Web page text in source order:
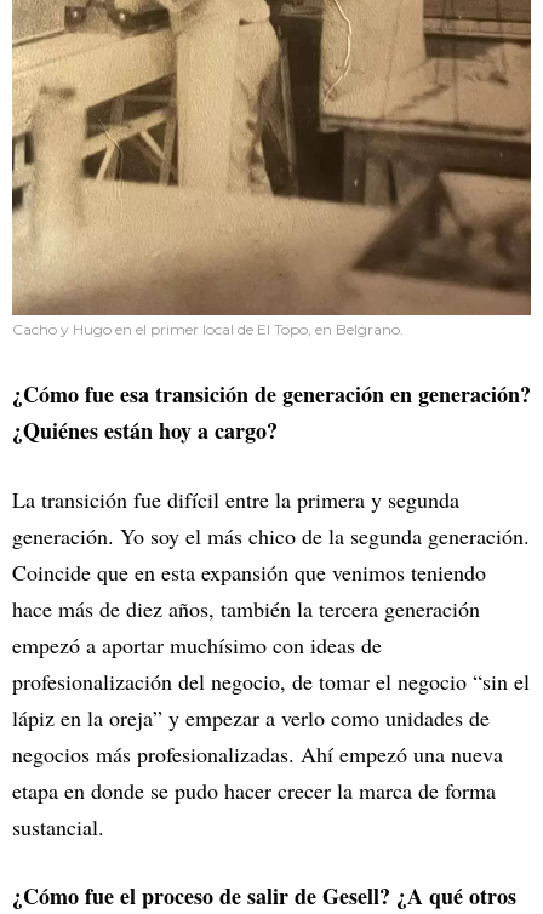
Cacho y Hugo en el primer local de El Topo, en Belgrano.
¿Cómo fue esa transición de generación en generación?
¿Quiénes están hoy a cargo?
La transición fue difícil entre la primera y segunda
generación. Yo soy el más chico de la segunda generación.
Coincide que en esta expansión que venimos teniendo
hace más de diez años, también la tercera generación
empezó a aportar muchísimo con ideas de
profesionalización del negocio, de tomar el negocio “sin el
lápiz en la oreja” y empezar a verlo como unidades de
negocios más profesionalizadas. Ahí empezó una nueva
etapa en donde se pudo hacer crecer la marca de forma
sustancial.
¿Cómo fue el proceso de salir de Gesell? ¿A qué otros